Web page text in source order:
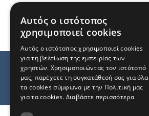
Αυτός ο ιστότοπος
χρησιμοποιεί cookies
Αυτός ο ιστότοπος χρησιμοποιεί cookies
για τη βελτίωση της εμπειρίας των
χρηστών. Χρησιμοποιώντας τον ιστότοπό
μας, παρέχετε τη συγκατάθεσή σας για όλα
τα cookies σύμφωνα με την Πολιτική μας
για τα cookies. Διαβάστε περισσότερα